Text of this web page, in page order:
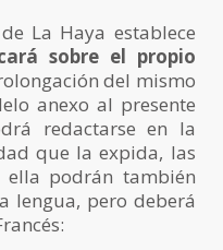
La Haya establece
sobre el propio
del mismo
anexo al presente
redactarse en la
que la expida, las
ella podrán también
lengua, pero deberá